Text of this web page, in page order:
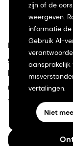
Neem
Breng je idee tot
gebied van
hoe we kunnen
regeneratieve
te ontwikkelen.
zijn of de
weergeven.
informatie de
Gebruik AI-
aansprakelijk
vertalingen.
Niet